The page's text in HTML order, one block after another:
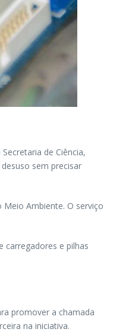
de Ciência,
sem precisar
Ambiente. O serviço
carregadores e pilhas
promover a chamada
na iniciativa.